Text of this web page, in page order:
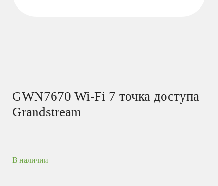
GWN7670 Wi-Fi 7 точка доступа
Grandstream
В наличии